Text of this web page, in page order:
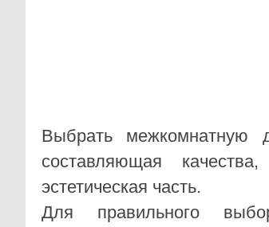
Выбрать межкомнатную
составляющая
эстетическая часть.
Для правильного